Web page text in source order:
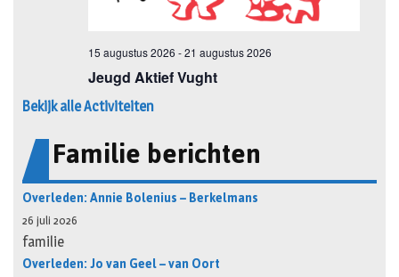
Bekijk alle Activiteiten
Familie berichten
Overleden: Annie Bolenius – Berkelmans
26 juli 2026
familie
Overleden: Jo van Geel – van Oort